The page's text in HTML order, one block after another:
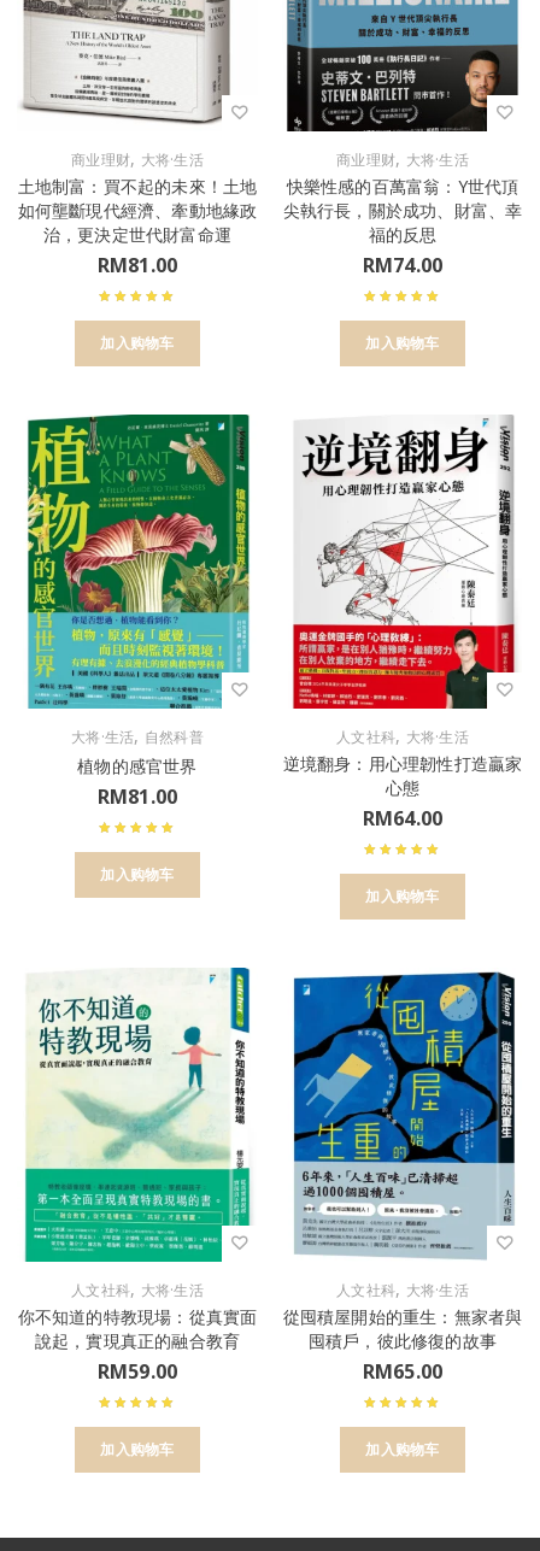
商业理财, 大将·生活
土地制富：買不起的未來！土地
如何壟斷現代經濟、牽動地緣政
治，更決定世代財富命運
RM81.00
加入购物车
商业理财, 大将·生活
快樂性感的百萬富翁：Y世代頂
尖執行長，關於成功、財富、幸
福的反思
RM74.00
加入购物车
大将·生活, 自然科普
植物的感官世界
RM81.00
加入购物车
人文社科, 大将·生活
逆境翻身：用心理韌性打造贏家
心態
RM64.00
加入购物车
人文社科, 大将·生活
你不知道的特教現場：從真實面
說起，實現真正的融合教育
RM59.00
加入购物车
人文社科, 大将·生活
從囤積屋開始的重生：無家者與
囤積戶，彼此修復的故事
RM65.00
加入购物车